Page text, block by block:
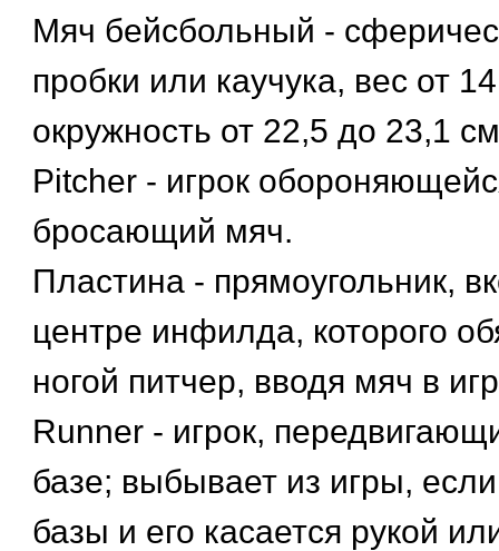
Мяч бейсбольный -
пробки или каучука, вес от
окружность от 22,5 до 23,1
Pitcher - игрок
бросающий мяч.
Пластина - прямоугольник,
центре инфилда, которого
ногой питчер, вводя мяч в
Runner - игрок,
базе; выбывает из игры,
базы и его касается рукой